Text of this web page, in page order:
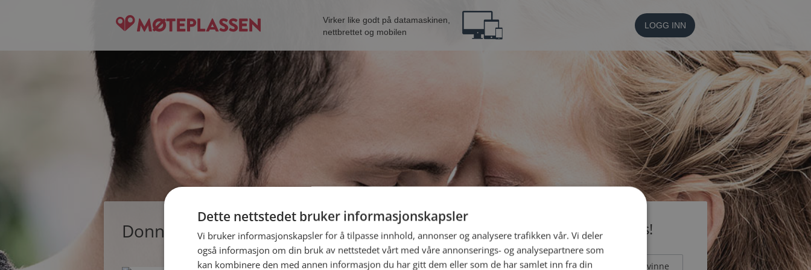
Virker like godt på datamaskinen,
nettbrettet og mobilen
LOGG INN
Donna, single kvinne fra Lillehammer Bli medlem gratis!
Jeg er en: Mann Kvinne
Dette nettstedet bruker informasjonskapsler
Vi bruker informasjonskapsler for å tilpasse innhold, annonser og analysere trafikken vår. Vi deler
også informasjon om din bruk av nettstedet vårt med våre annonserings- og analysepartnere som
kan kombinere den med annen informasjon du har gitt dem eller som de har samlet inn fra din